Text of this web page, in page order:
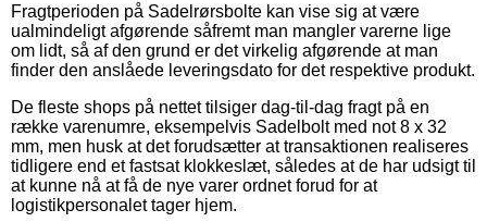
Fragtperioden på Sadelrørsbolte kan vise sig at være
ualmindeligt afgørende såfremt man mangler varerne lige
om lidt, så af den grund er det virkelig afgørende at man
finder den anslåede leveringsdato for det respektive produkt.
De fleste shops på nettet tilsiger dag-til-dag fragt på en
række varenumre, eksempelvis Sadelbolt med not 8 x 32
mm, men husk at det forudsætter at transaktionen realiseres
tidligere end et fastsat klokkeslæt, således at de har udsigt til
at kunne nå at få de nye varer ordnet forud for at
logistikpersonalet tager hjem.